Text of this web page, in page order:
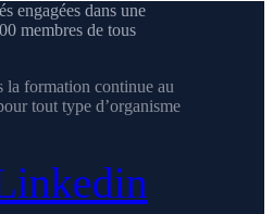
engagées dans une
membres de tous
la formation continue au
tout type d’organisme